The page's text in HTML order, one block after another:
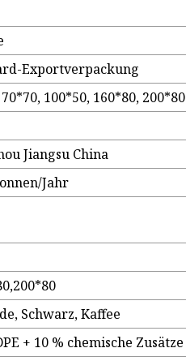
Exportverpackung
100*50, 160*80, 200*80
Jiangsu China
Jahr
Schwarz, Kaffee
+ 10 % chemische Zusätze